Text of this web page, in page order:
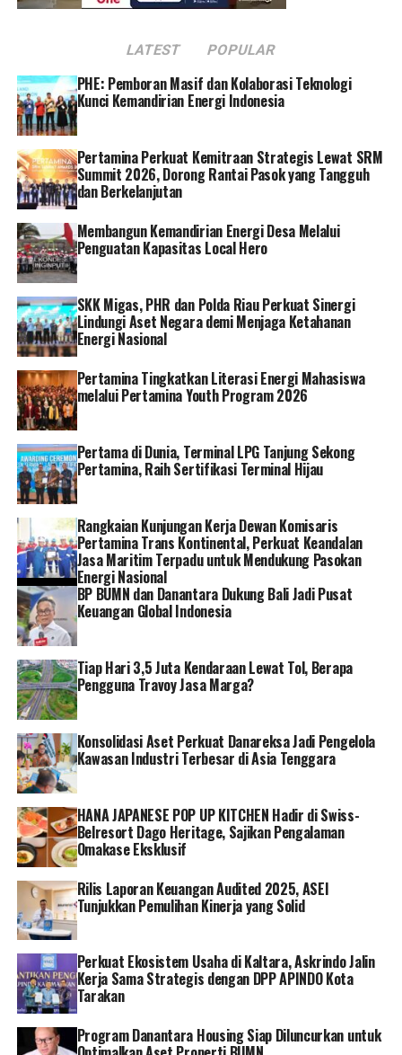
baik kini maupun di masa mendatang,” jelas Yudi.
Sebagai satu-satunya ajang kompetisi PR paling
komprehensif di Indonesia, PRIA merupakan salah satu
barometer unjuk kinerja komunikasi yang diikuti oleh
segenap praktisi PR korporasi/instansi. Di tahun
kedelapan penyelenggaraanya, PRIA menghadirkan
beberapa kategori kompetisi. Mulai dari kategori Owned
Media, Kanal Digital, Manajemen Krisis,Laporan
Tahunan, Program PR, Program CSR, Public Affairs,
hingga Departemen PR.
PT Pegadaian terus mengembangkan eksistensi dalam
dunia komunikasi melalui kompetisi terbuka yang tidak
hanya demi penghargaan, namun dapat menunjukan
kreatifitas praktisi PR yang mampu mendukung upaya
mewujudkan kinerja positif bagi perusahaan.[]
RELATED TOPICS: PT PEGADAIAN
LATEST POPULAR
PHE: Pemboran Masif dan Kolaborasi Teknologi
Kunci Kemandirian Energi Indonesia
Pertamina Perkuat Kemitraan Strategis Lewat SRM
Summit 2026, Dorong Rantai Pasok yang Tangguh
dan Berkelanjutan
Membangun Kemandirian Energi Desa Melalui
Penguatan Kapasitas Local Hero
SKK Migas, PHR dan Polda Riau Perkuat Sinergi
Lindungi Aset Negara demi Menjaga Ketahanan
Energi Nasional
Pertamina Tingkatkan Literasi Energi Mahasiswa
melalui Pertamina Youth Program 2026
Pertama di Dunia, Terminal LPG Tanjung Sekong
Pertamina, Raih Sertifikasi Terminal Hijau
Rangkaian Kunjungan Kerja Dewan Komisaris
Pertamina Trans Kontinental, Perkuat Keandalan
Jasa Maritim Terpadu untuk Mendukung Pasokan
Energi Nasional
BP BUMN dan Danantara Dukung Bali Jadi Pusat
Keuangan Global Indonesia
Tiap Hari 3,5 Juta Kendaraan Lewat Tol, Berapa
Pengguna Travoy Jasa Marga?
Konsolidasi Aset Perkuat Danareksa Jadi Pengelola
Kawasan Industri Terbesar di Asia Tenggara
HANA JAPANESE POP UP KITCHEN Hadir di Swiss-
Belresort Dago Heritage, Sajikan Pengalaman
Omakase Eksklusif
Rilis Laporan Keuangan Audited 2025, ASEI
Tunjukkan Pemulihan Kinerja yang Solid
Perkuat Ekosistem Usaha di Kaltara, Askrindo Jalin
Kerja Sama Strategis dengan DPP APINDO Kota
Tarakan
Program Danantara Housing Siap Diluncurkan untuk